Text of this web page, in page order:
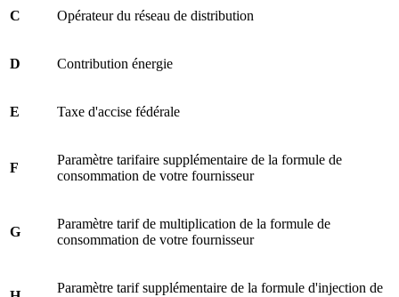
C Opérateur du réseau de distribution
D Contribution énergie
E Taxe d'accise fédérale
F
Paramètre tarifaire supplémentaire de la formule de
consommation de votre fournisseur
G
Paramètre tarif de multiplication de la formule de
consommation de votre fournisseur
Paramètre tarif supplémentaire de la formule d'injection de